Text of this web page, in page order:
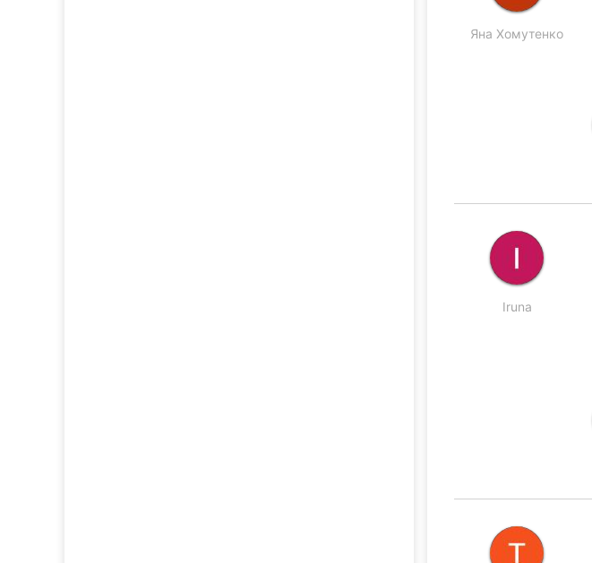
Яна Хомутенко
Iruna